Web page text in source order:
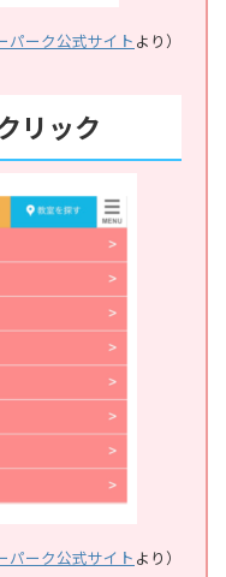
パーク公式サイト より）
リック
パーク公式サイト より）